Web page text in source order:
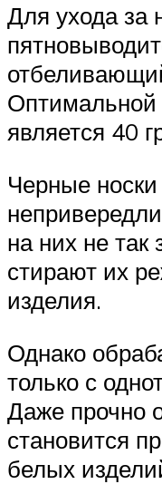
Для ухода за
Оптимальной
является 40
Черные
на них не так
стирают их
изделия.
Однако
только с
Даже прочно
становится
белых